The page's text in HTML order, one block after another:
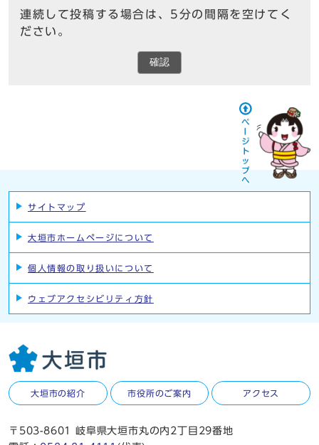
連続して投稿する場合は、5分の間隔を空けてく
ださい。
確認
サイトマップ
大垣市ホームページについて
個人情報の取り扱いについて
ウェブアクセシビリティ方針
大垣市の紹介 市役所のご案内 アクセス
〒503-8601 岐阜県大垣市丸の内2丁目29番地